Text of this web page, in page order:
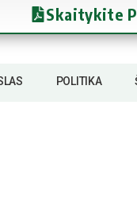
Skaitykite
POLITIKA